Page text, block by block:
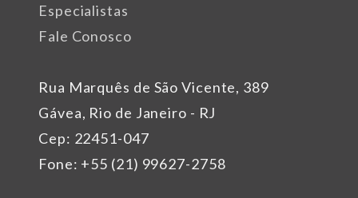
Rua Marquês de São Vicente, 389
Gávea, Rio de Janeiro - RJ
Cep: 22451-047
Fone: +55 (21) 99627-2758
Especialistas
Fale Conosco